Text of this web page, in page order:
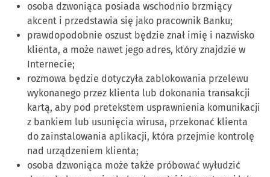
osoba dzwoniąca posiada wschodnio brzmiący
akcent i przedstawia się jako pracownik Banku;
prawdopodobnie oszust będzie znał imię i nazwisko
klienta, a może nawet jego adres, który znajdzie w
Internecie;
rozmowa będzie dotyczyła zablokowania przelewu
wykonanego przez klienta lub dokonania transakcji
kartą, aby pod pretekstem usprawnienia komunikacji
z bankiem lub usunięcia wirusa, przekonać klienta
do zainstalowania aplikacji, która przejmie kontrolę
nad urządzeniem klienta;
osoba dzwoniąca może także próbować wyłudzić